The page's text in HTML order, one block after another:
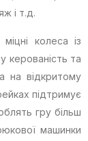
і т.д.
колеса із
керованість та
на відкритому
підтримує
гру більш
машинки